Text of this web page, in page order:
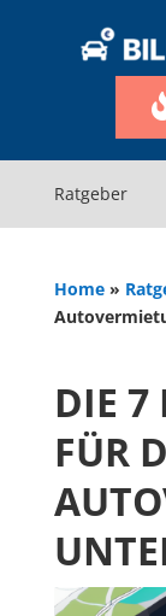
Ratgeber
Home»
DIE 7
FÜR